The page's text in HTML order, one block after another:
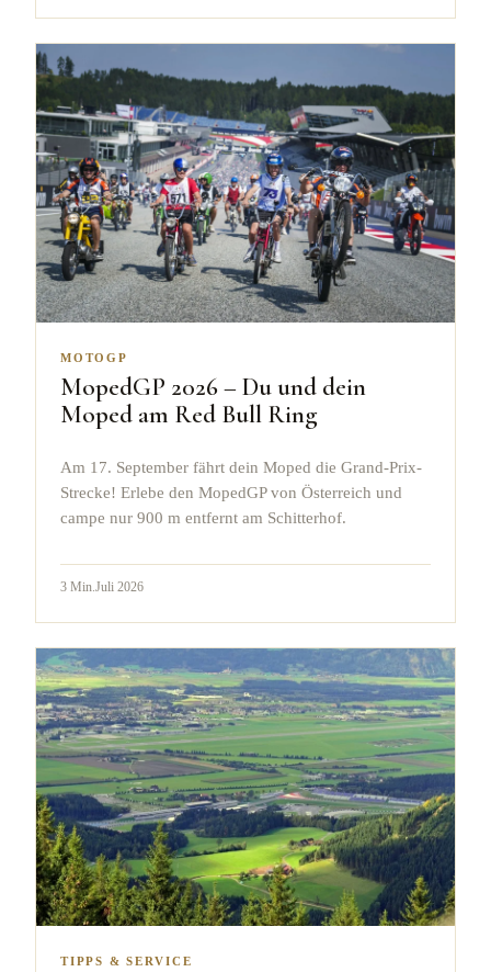
MOTOGP
MopedGP 2026 – Du und dein
Moped am Red Bull Ring
Am 17. September fährt dein Moped die Grand-Prix-
Strecke! Erlebe den MopedGP von Österreich und
campe nur 900 m entfernt am Schitterhof.
3 Min.Juli 2026
TIPPS & SERVICE